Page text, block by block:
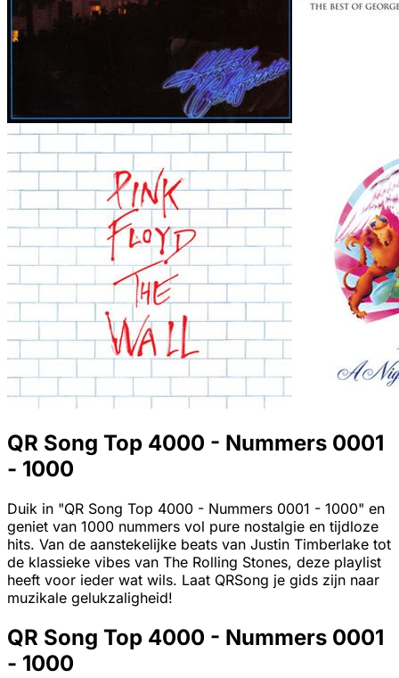
QR Song Top 4000 - Nummers 0001
- 1000
Duik in "QR Song Top 4000 - Nummers 0001 - 1000" en
geniet van 1000 nummers vol pure nostalgie en tijdloze
hits. Van de aanstekelijke beats van Justin Timberlake tot
de klassieke vibes van The Rolling Stones, deze playlist
heeft voor ieder wat wils. Laat QRSong je gids zijn naar
muzikale gelukzaligheid!
QR Song Top 4000 - Nummers 0001
- 1000